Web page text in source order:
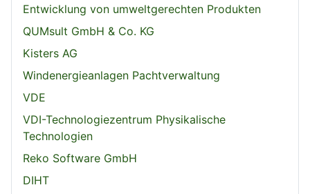
Entwicklung von umweltgerechten Produkten
QUMsult GmbH & Co. KG
Kisters AG
Windenergieanlagen Pachtverwaltung
VDE
VDI-Technologiezentrum Physikalische
Technologien
Reko Software GmbH
DIHT